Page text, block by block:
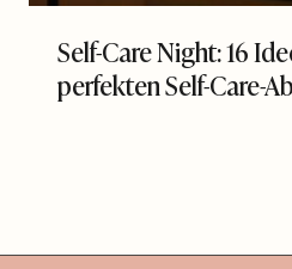
Self-Care Night: 16
perfekten Self-Care-